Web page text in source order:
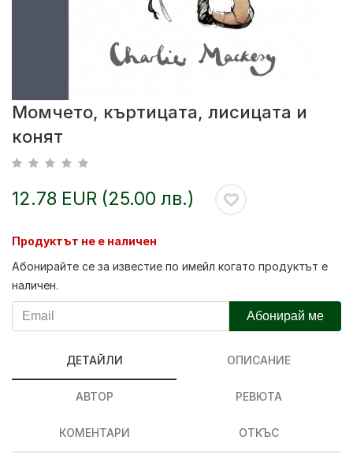
Момчето, къртицата, лисицата и
конят
12.78 EUR (25.00 лв.)
Продуктът не е наличен
Абонирайте се за известие по имейл когато продуктът е
наличен.
Абонирай ме
ДЕТАЙЛИ ОПИСАНИЕ
АВТОР РЕВЮТА
КОМЕНТАРИ ОТКЪС